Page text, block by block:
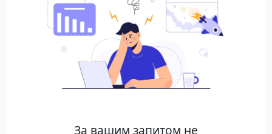
За вашим запитом не